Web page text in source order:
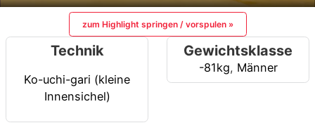
zum Highlight springen / vorspulen »
Technik
Ko-uchi-gari (kleine
Innensichel)
Gewichtsklasse
-81kg, Männer